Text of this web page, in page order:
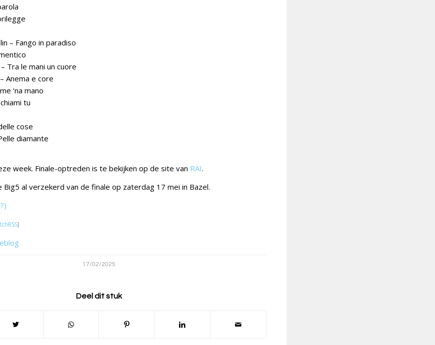
– Fango in paradiso
Tra le mani un cuore
Anema e core
‘na mano
tu
cose
diamante
week. Finale-optreden is te bekijken op de site van RAI.
Big5 al verzekerd van de finale op zaterdag 17 mei in Bazel.
)
17/02/2025
Deel dit stuk